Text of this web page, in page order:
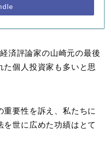
済評論家の山崎元の最後
た個人投資家も多いと思
要性を訴え、私たちに
世に広めた功績はとて